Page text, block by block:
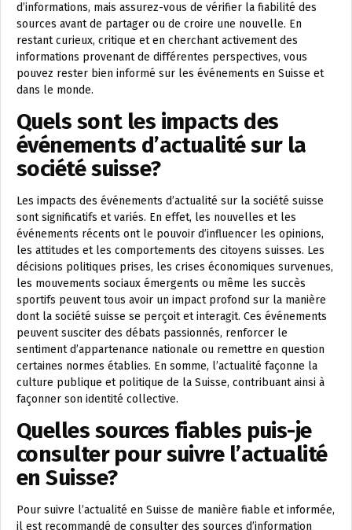
d’informations, mais assurez-vous de vérifier la fiabilité des
sources avant de partager ou de croire une nouvelle. En
restant curieux, critique et en cherchant activement des
informations provenant de différentes perspectives, vous
pouvez rester bien informé sur les événements en Suisse et
dans le monde.
Quels sont les impacts des
événements d’actualité sur la
société suisse?
Les impacts des événements d’actualité sur la société suisse
sont significatifs et variés. En effet, les nouvelles et les
événements récents ont le pouvoir d’influencer les opinions,
les attitudes et les comportements des citoyens suisses. Les
décisions politiques prises, les crises économiques survenues,
les mouvements sociaux émergents ou même les succès
sportifs peuvent tous avoir un impact profond sur la manière
dont la société suisse se perçoit et interagit. Ces événements
peuvent susciter des débats passionnés, renforcer le
sentiment d’appartenance nationale ou remettre en question
certaines normes établies. En somme, l’actualité façonne la
culture publique et politique de la Suisse, contribuant ainsi à
façonner son identité collective.
Quelles sources fiables puis-je
consulter pour suivre l’actualité
en Suisse?
Pour suivre l’actualité en Suisse de manière fiable et informée,
il est recommandé de consulter des sources d’information